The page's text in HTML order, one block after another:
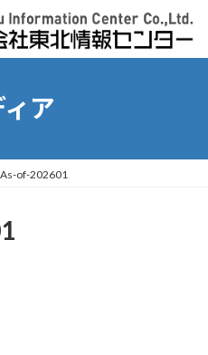
ア
of-202601